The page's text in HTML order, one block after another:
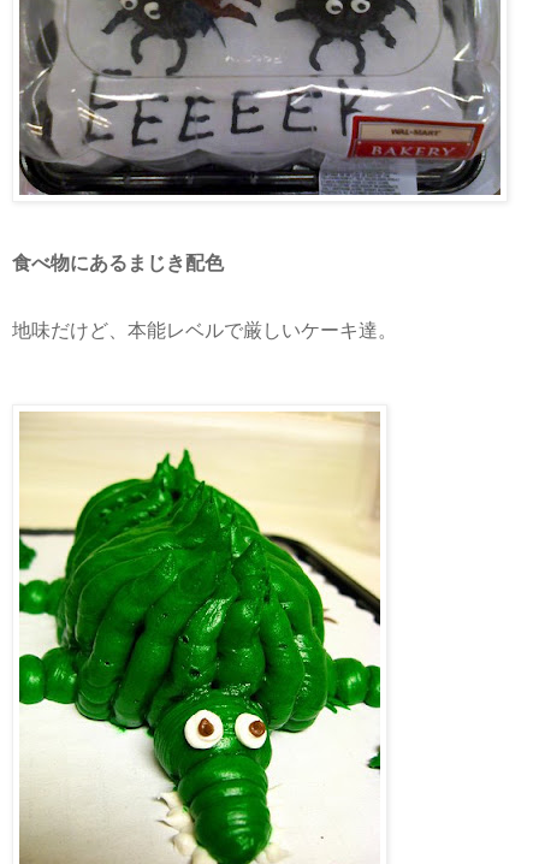
食べ物にあるまじき配色
地味だけど、本能レベルで厳しいケーキ達。